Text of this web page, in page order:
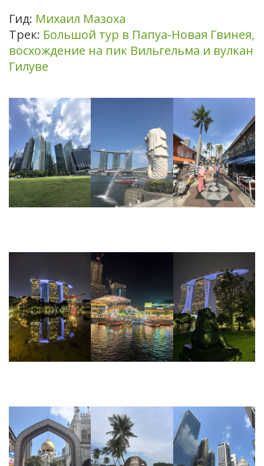
Гид: Михаил Мазоха
Трек: Большой тур в Папуа-Новая Гвинея,
восхождение на пик Вильгельма и вулкан
Гилуве